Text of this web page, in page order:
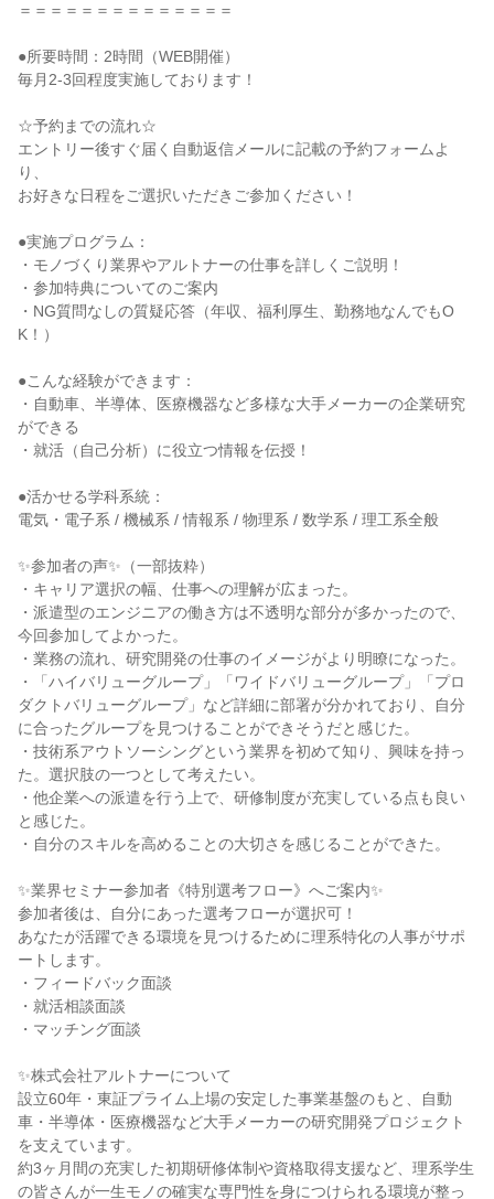
＝＝＝＝＝＝＝＝＝＝＝＝＝＝
●所要時間：2時間（WEB開催）
毎月2-3回程度実施しております！
☆予約までの流れ☆
エントリー後すぐ届く自動返信メールに記載の予約フォームよ
り、
お好きな日程をご選択いただきご参加ください！
●実施プログラム：
・モノづくり業界やアルトナーの仕事を詳しくご説明！
・参加特典についてのご案内
・NG質問なしの質疑応答（年収、福利厚生、勤務地なんでもO
K！）
●こんな経験ができます：
・自動車、半導体、医療機器など多様な大手メーカーの企業研究
ができる
・就活（自己分析）に役立つ情報を伝授！
●活かせる学科系統：
電気・電子系 / 機械系 / 情報系 / 物理系 / 数学系 / 理工系全般
✨参加者の声✨（一部抜粋）
・キャリア選択の幅、仕事への理解が広まった。
・派遣型のエンジニアの働き方は不透明な部分が多かったので、
今回参加してよかった。
・業務の流れ、研究開発の仕事のイメージがより明瞭になった。
・「ハイバリューグループ」「ワイドバリューグループ」「プロ
ダクトバリューグループ」など詳細に部署が分かれており、自分
に合ったグループを見つけることができそうだと感じた。
・技術系アウトソーシングという業界を初めて知り、興味を持っ
た。選択肢の一つとして考えたい。
・他企業への派遣を行う上で、研修制度が充実している点も良い
と感じた。
・自分のスキルを高めることの大切さを感じることができた。
✨業界セミナー参加者《特別選考フロー》へご案内✨
参加者後は、自分にあった選考フローが選択可！
あなたが活躍できる環境を見つけるために理系特化の人事がサポ
ートします。
・フィードバック面談
・就活相談面談
・マッチング面談
✨株式会社アルトナーについて
設立60年・東証プライム上場の安定した事業基盤のもと、自動
車・半導体・医療機器など大手メーカーの研究開発プロジェクト
を支えています。
約3ヶ月間の充実した初期研修体制や資格取得支援など、理系学生
の皆さんが一生モノの確実な専門性を身につけられる環境が整っ